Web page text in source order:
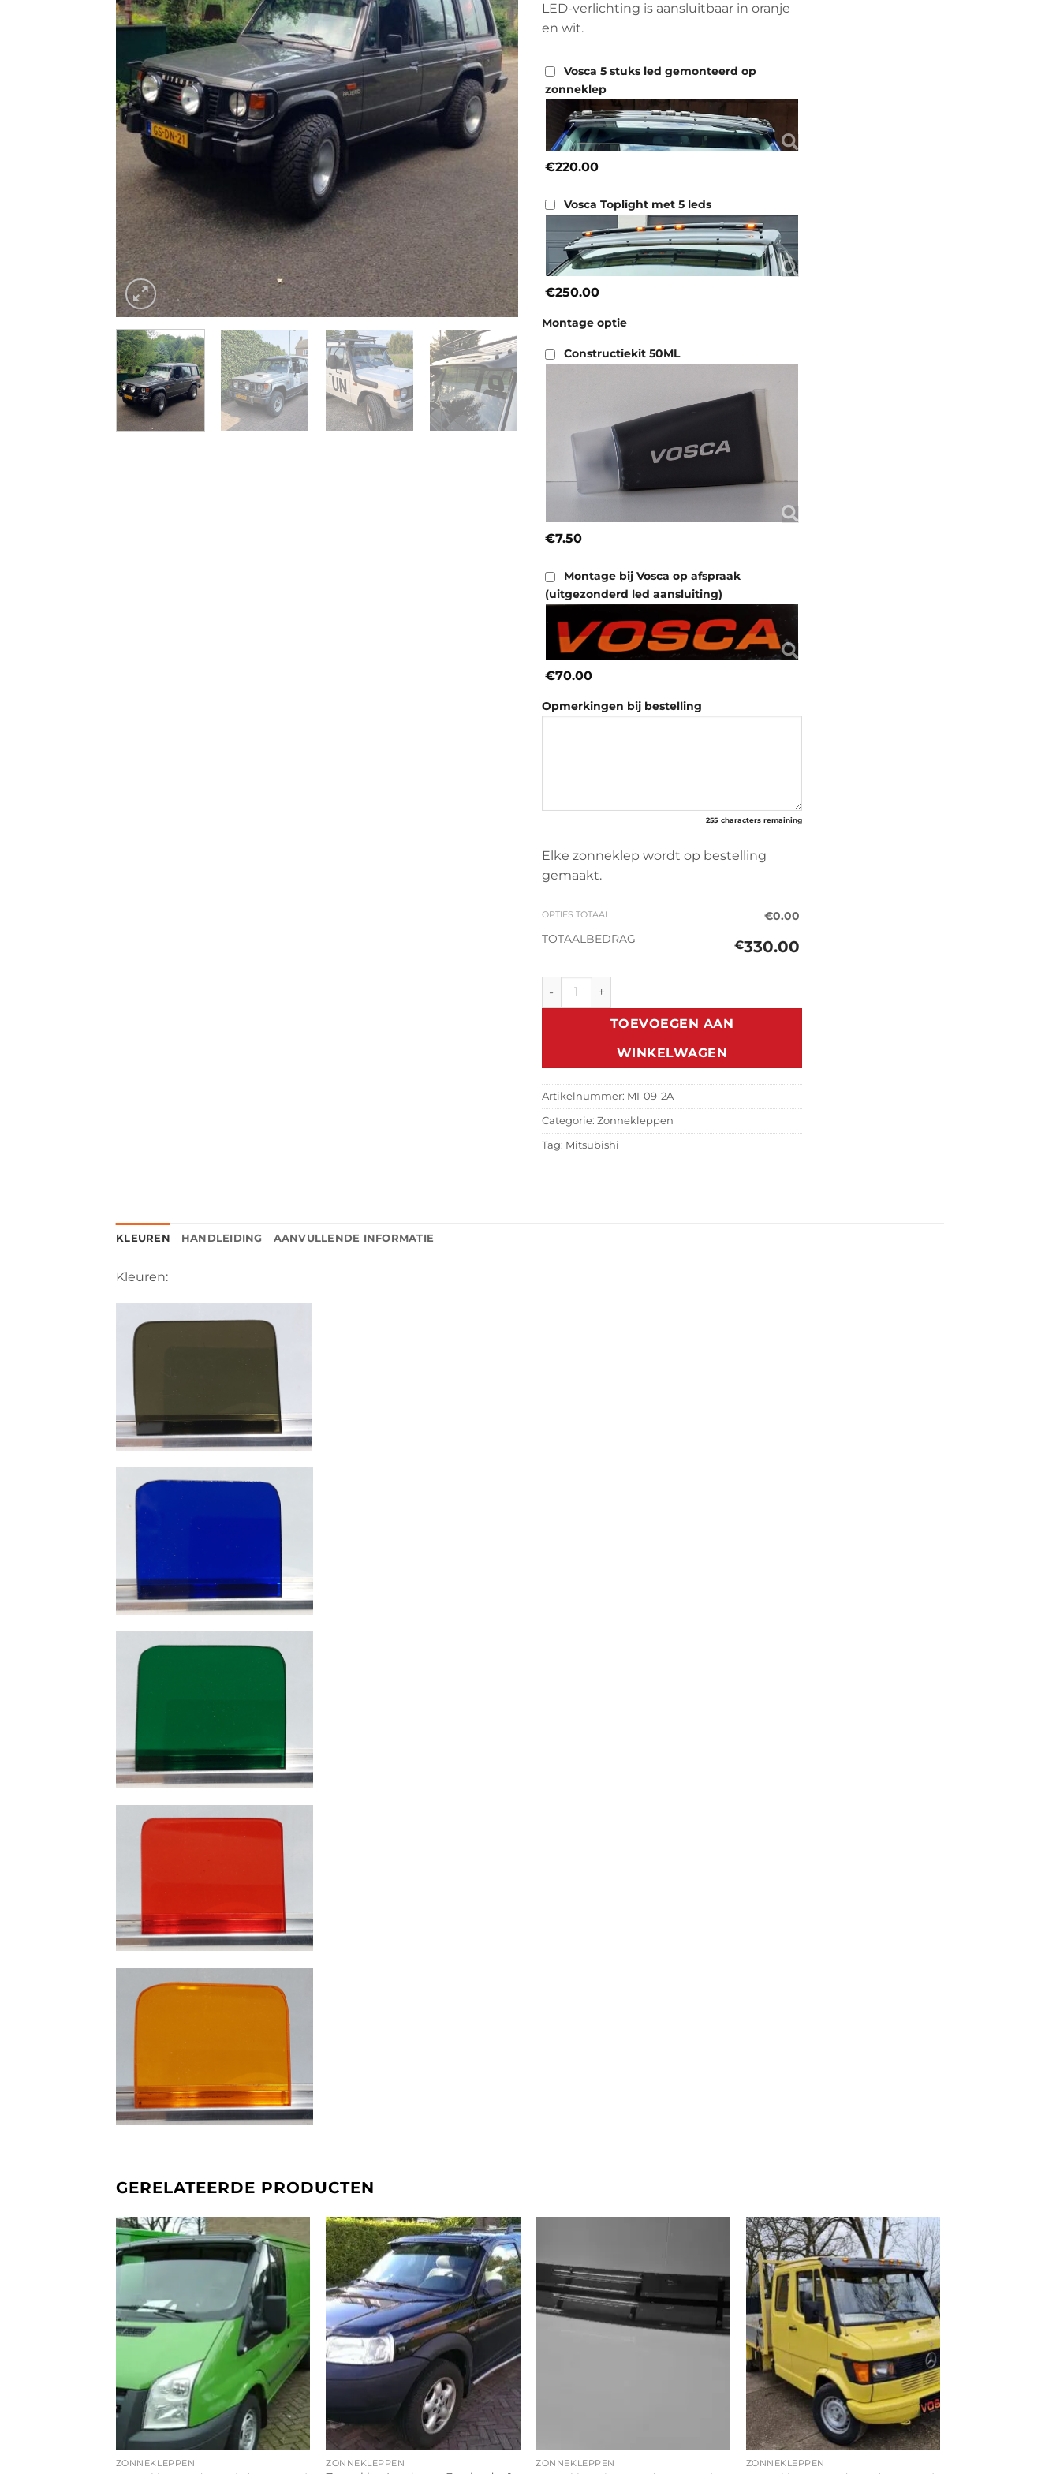
LED-verlichting is aansluitbaar in oranje
en wit.
Vosca 5 stuks led gemonteerd op
zonneklep
€220.00
Vosca Toplight met 5 leds
€250.00
Montage optie
Constructiekit 50ML
€7.50
Montage bij Vosca op afspraak
(uitgezonderd led aansluiting)
€70.00
Opmerkingen bij bestelling
255 characters remaining
Elke zonneklep wordt op bestelling
gemaakt.
OPTIES TOTAAL
€0.00
TOTAALBEDRAG
€330.00
Zonneklep Mitsubishi Pajero MK1 (1982-1991) aantal
TOEVOEGEN AAN
WINKELWAGEN
Artikelnummer: MI-09-2A
Categorie: Zonnekleppen
Tag: Mitsubishi
KLEUREN HANDLEIDING AANVULLENDE INFORMATIE
Kleuren:
GERELATEERDE PRODUCTEN
ZONNEKLEPPEN ZONNEKLEPPEN ZONNEKLEPPEN ZONNEKLEPPEN